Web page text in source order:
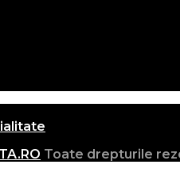
Toate drepturile